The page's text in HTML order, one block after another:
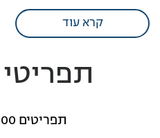
קרא עוד
תפריטים 1200 קלוריות